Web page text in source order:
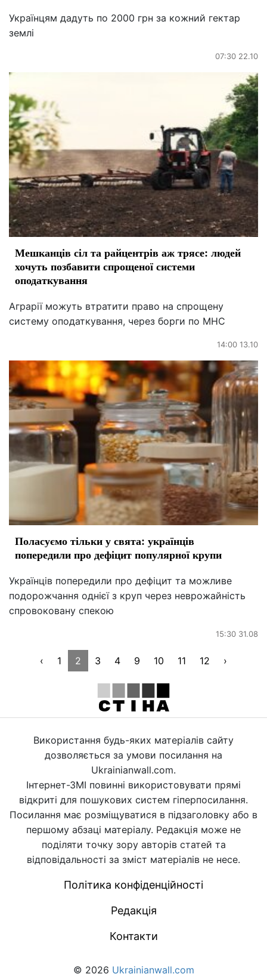
Українцям дадуть по 2000 грн за кожний гектар
землі
07:30 22.10
Мешканців сіл та райцентрів аж трясе: людей
хочуть позбавити спрощеної системи
оподаткування
Аграрії можуть втратити право на спрощену
систему оподаткування, через борги по МНС
14:00 13.10
Поласуємо тільки у свята: українців
попередили про дефіцит популярної крупи
Українців попередили про дефіцит та можливе
подорожчання однієї з круп через неврожайність
спровоковану спекою
15:30 31.08
‹ 1 2 3 4 9 10 11 12 ›
Використання будь-яких матеріалів сайту
дозволяється за умови посилання на
Ukrainianwall.com.
Інтернет-ЗМІ повинні використовувати прямі
відкриті для пошукових систем гіперпосилання.
Посилання має розміщуватися в підзаголовку або в
першому абзаці матеріалу. Редакція може не
поділяти точку зору авторів статей та
відповідальності за зміст матеріалів не несе.
Політика конфіденційності
Редакція
Контакти
© 2026 Ukrainianwall.com